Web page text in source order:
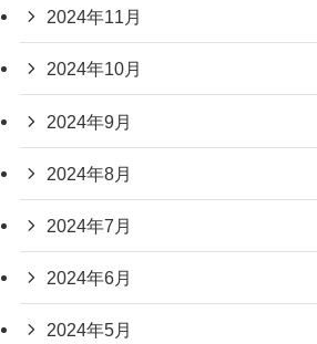
2024年11月
2024年10月
2024年9月
2024年8月
2024年7月
2024年6月
2024年5月